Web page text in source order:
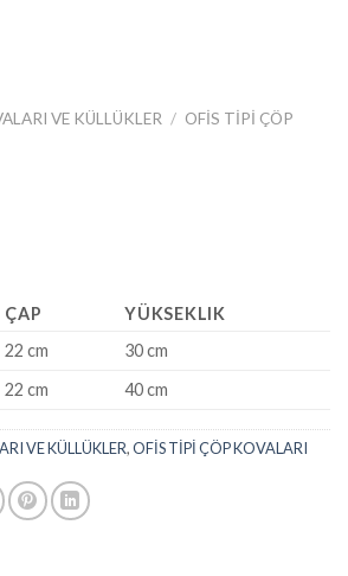
VE KÜLLÜKLER / OFİS TİPİ ÇÖP
ÇAP
YÜKSEKLIK
22 cm
30 cm
22 cm 40 cm
VE KÜLLÜKLER,OFİS TİPİ ÇÖP KOVALARI